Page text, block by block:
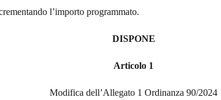
l’importo programmato.
DISPONE
Articolo 1
Modifica dell’Allegato 1 Ordinanza 90/2024